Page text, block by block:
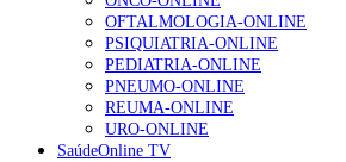
OFTALMOLOGIA-ONLINE
PSIQUIATRIA-ONLINE
PEDIATRIA-ONLINE
PNEUMO-ONLINE
REUMA-ONLINE
URO-ONLINE
SaúdeOnline TV